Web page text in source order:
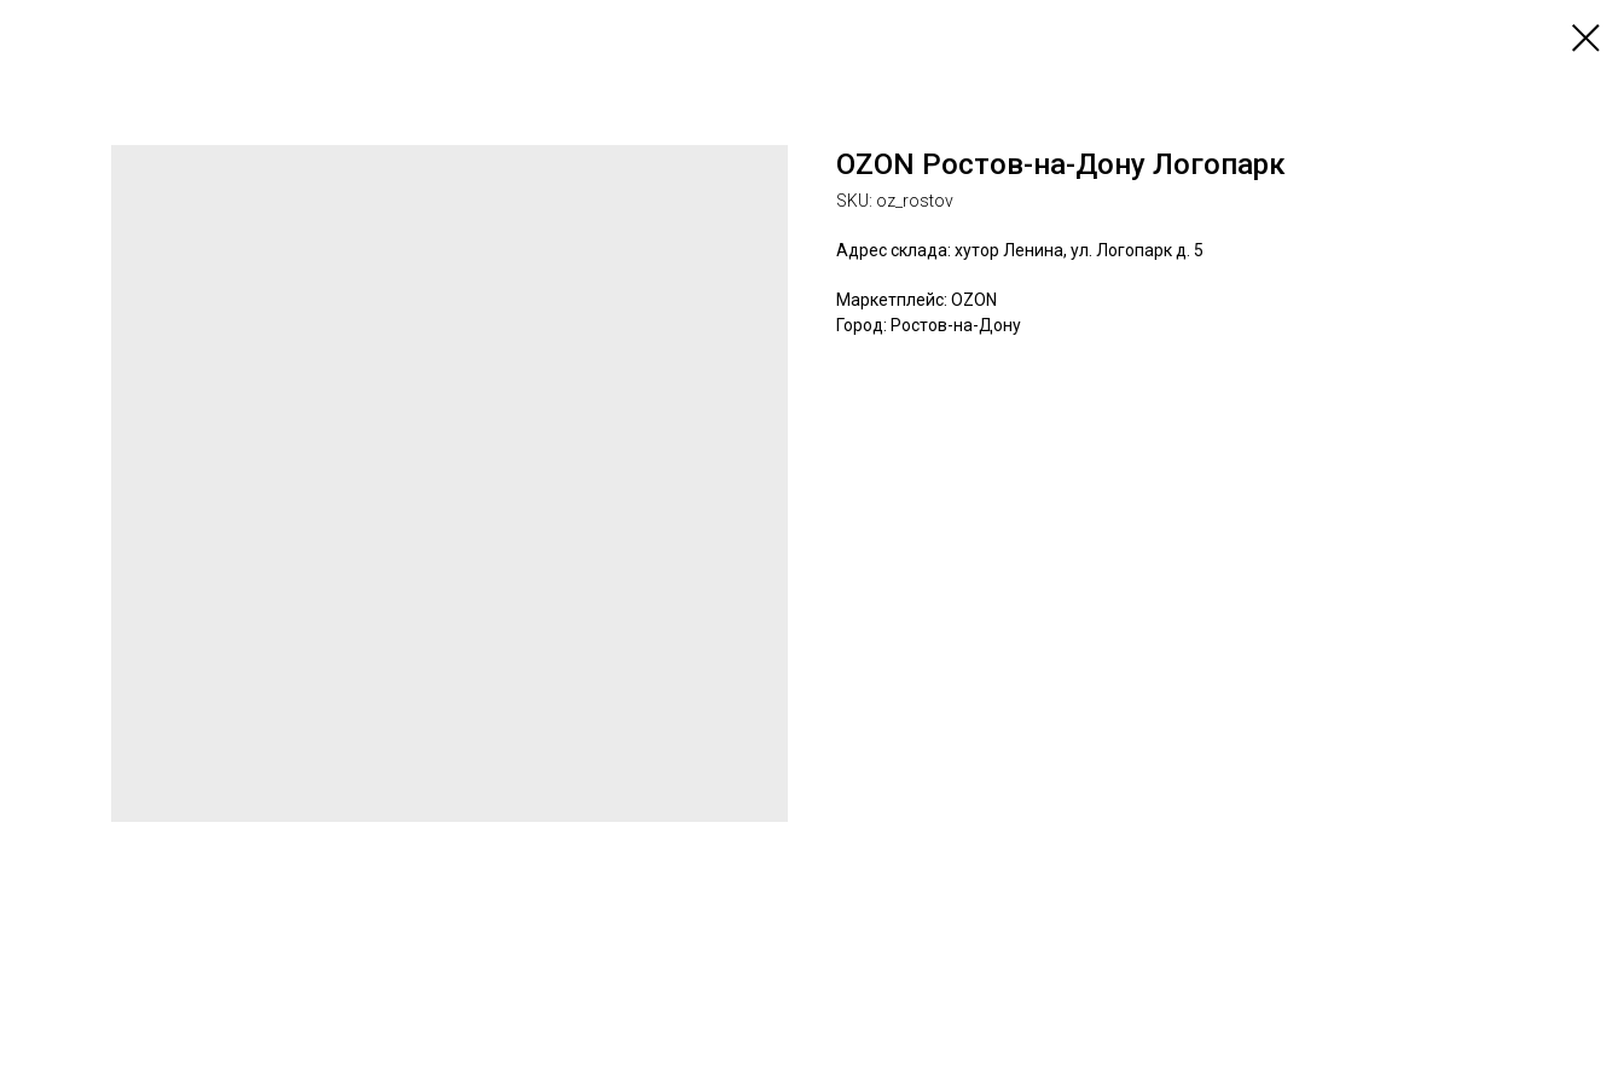
OZON Ростов-на-Дону Логопарк
SKU: oz_rostov
Адрес склада: хутор Ленина, ул. Логопарк д. 5
Маркетплейс: OZON
Город: Ростов-на-Дону